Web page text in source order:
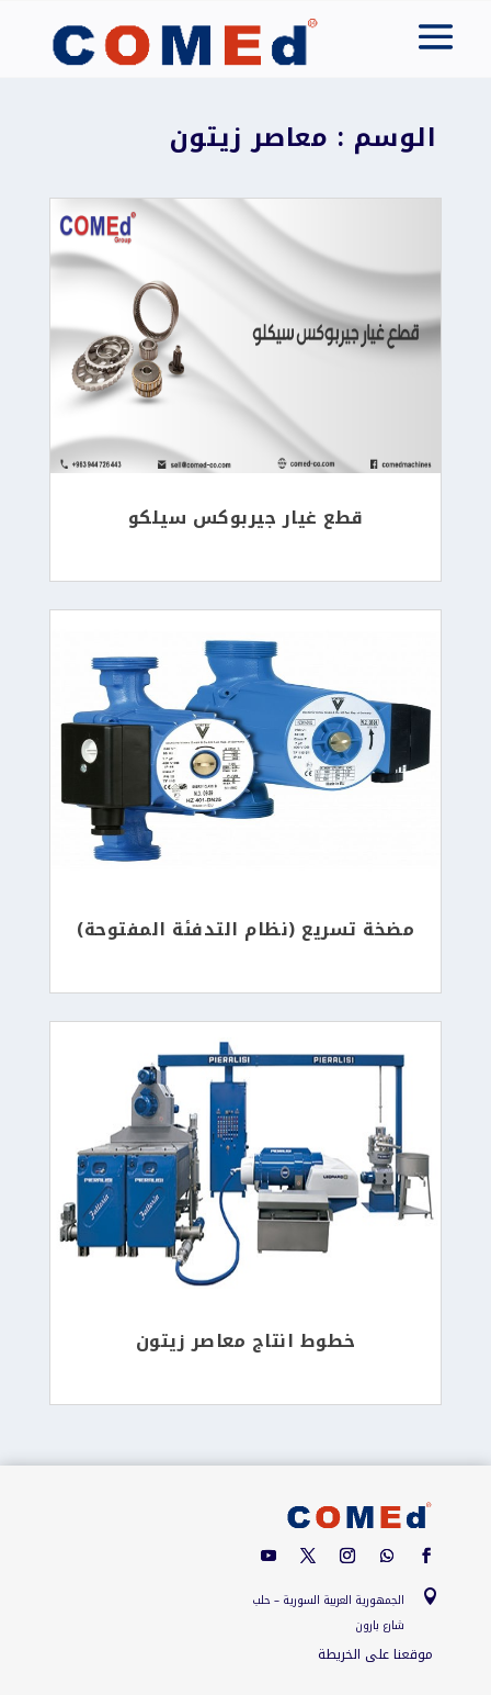
الوسم : معاصر زيتون
قطع غيار جيربوكس سيلكو
مضخة تسريع (نظام التدفئة المفتوحة)
خطوط انتاج معاصر زيتون

الجمهورية العربية السورية – حلب
شارع بارون
موقعنا على الخريطة